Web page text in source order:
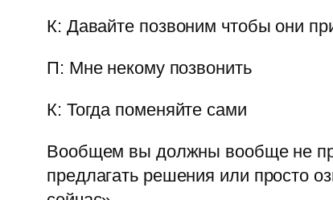
К: Давайте позвоним чтобы они
П: Мне некому позвонить
К: Тогда поменяйте сами
Вообщем вы должны вообще не
предлагать решения или просто